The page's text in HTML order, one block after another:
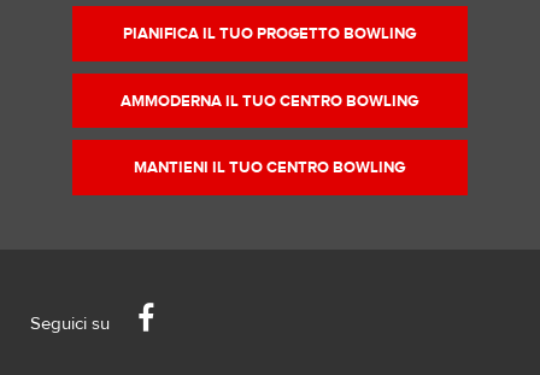
PIANIFICA IL TUO PROGETTO BOWLING
AMMODERNA IL TUO CENTRO BOWLING
MANTIENI IL TUO CENTRO BOWLING
Seguici su
Facebook